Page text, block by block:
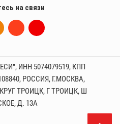
на связи
ИНН 5074079519, КПП
РОССИЯ, Г.МОСКВА,
ТРОИЦК, Г ТРОИЦК, Ш
Д. 13А